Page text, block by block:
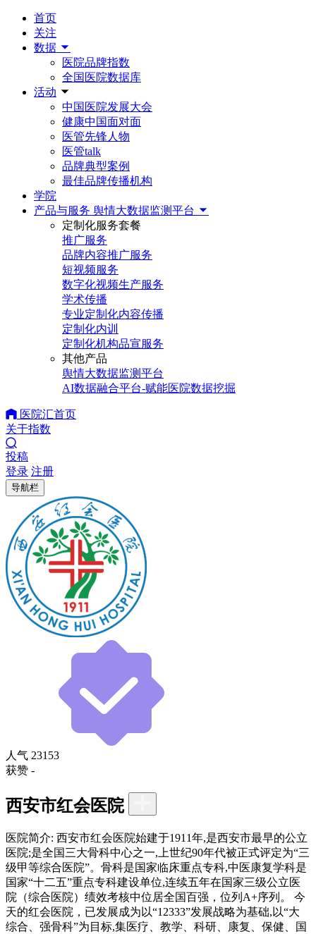
首页
关注
数据
医院品牌指数
全国医院数据库
活动
中国医院发展大会
健康中国面对面
医管先锋人物
医管talk
品牌典型案例
最佳品牌传播机构
学院
产品与服务 舆情大数据监测平台
定制化服务套餐
推广服务
品牌内容推广服务
短视频服务
数字化视频生产服务
学术传播
专业定制化内容传播
定制化内训
定制化机构品宣服务
其他产品
舆情大数据监测平台
AI数据融合平台-赋能医院数据挖掘
医院汇首页
关于指数
投稿
登录 注册
导航栏
人气 23153
获赞 -
西安市红会医院
医院简介: 西安市红会医院始建于1911年,是西安市最早的公立
医院;是全国三大骨科中心之一,上世纪90年代被正式评定为“三
级甲等综合医院”。骨科是国家临床重点专科,中医康复学科是
国家“十二五”重点专科建设单位,连续五年在国家三级公立医
院（综合医院）绩效考核中位居全国百强，位列A+序列。 今
天的红会医院，已发展成为以“12333”发展战略为基础,以“大
综合、强骨科”为目标,集医疗、教学、科研、康复、保健、国